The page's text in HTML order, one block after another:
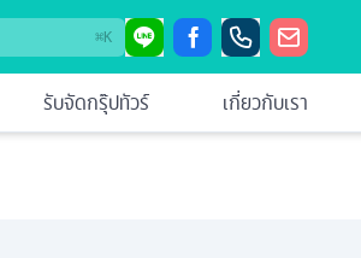
⌘K
รับจัดกรุ๊ปทัวร์ เกี่ยวกับเรา